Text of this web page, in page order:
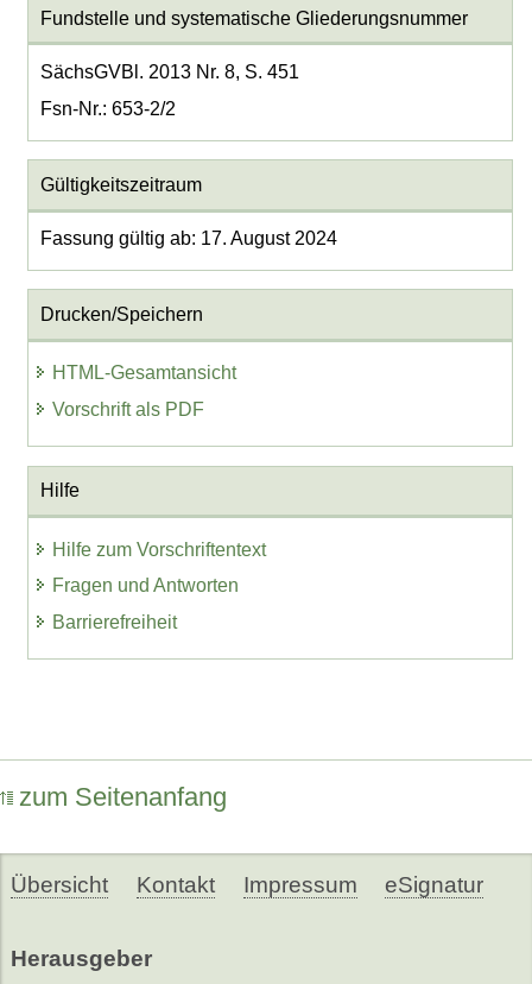
Fundstelle und systematische Gliederungsnummer
SächsGVBl. 2013 Nr. 8, S. 451
Fsn-Nr.: 653-2/2
Gültigkeitszeitraum
Fassung gültig ab: 17. August 2024
Drucken/Speichern
HTML-Gesamtansicht
Vorschrift als PDF
Hilfe
Hilfe zum Vorschriftentext
Fragen und Antworten
Barrierefreiheit
zum Seitenanfang
Übersicht Kontakt Impressum eSignatur
Herausgeber